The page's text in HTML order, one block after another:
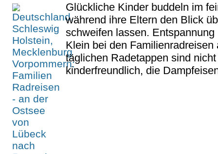
Glückliche Kinder buddeln im
während ihre Eltern den Blick
schweifen lassen.
Klein bei den
täglichen Radetappen sind
kinderfreundlich, die